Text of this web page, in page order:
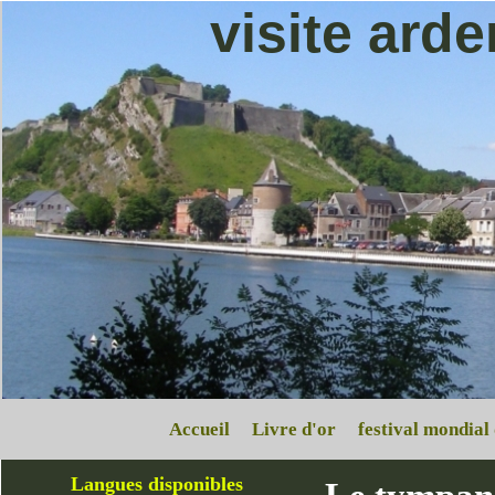
visite
Accueil Livre d'or festival mondial
Langues disponibles